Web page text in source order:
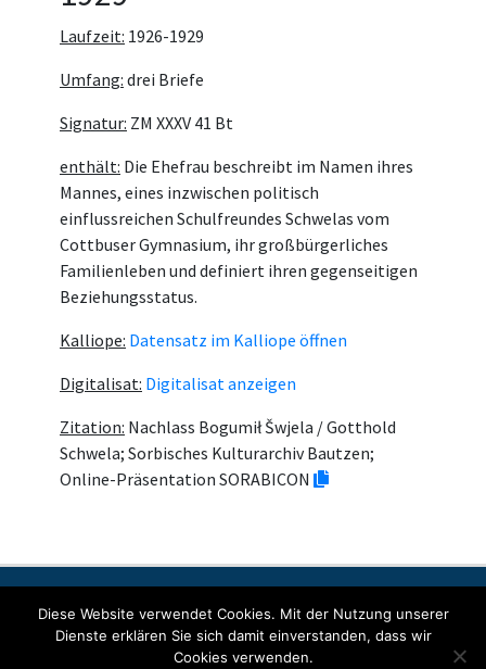
Laufzeit: 1926-1929
Umfang: drei Briefe
Signatur: ZM XXXV 41 Bt
enthält: Die Ehefrau beschreibt im Namen ihres
Mannes, eines inzwischen politisch
einflussreichen Schulfreundes Schwelas vom
Cottbuser Gymnasium, ihr großbürgerliches
Familienleben und definiert ihren gegenseitigen
Beziehungsstatus.
Kalliope: Datensatz im Kalliope öffnen
Digitalisat: Digitalisat anzeigen
Zitation: Nachlass Bogumił Šwjela / Gotthold
Schwela; Sorbisches Kulturarchiv Bautzen;
Online-Präsentation SORABICON
Diese Website verwendet Cookies. Mit der Nutzung unserer
Dienste erklären Sie sich damit einverstanden, dass wir
Cookies verwenden.